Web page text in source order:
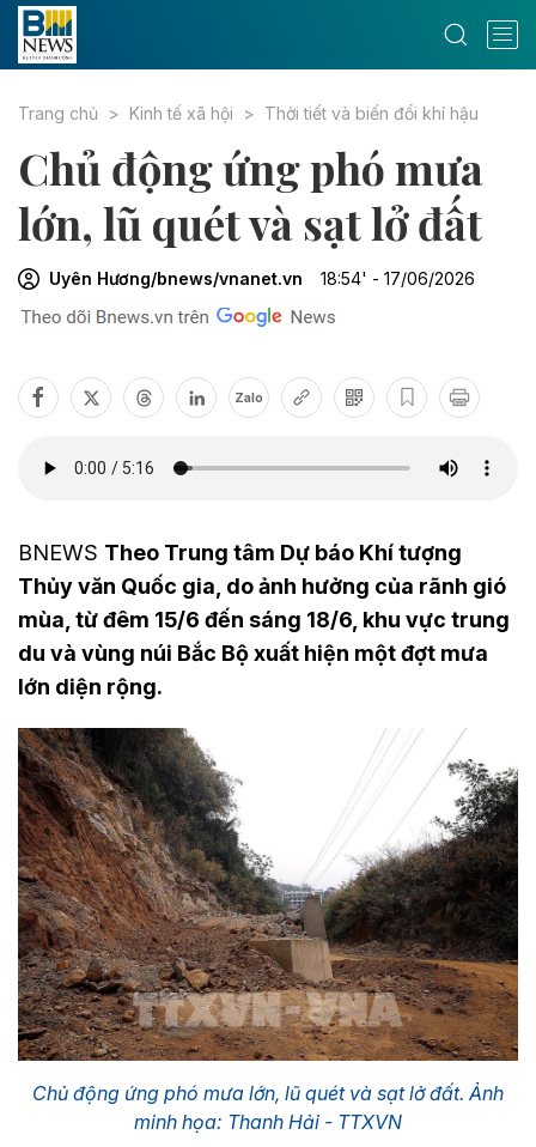
Trang chủ Kinh tế xã hội Thời tiết và biến đổi khí hậu
Chủ động ứng phó mưa
lớn, lũ quét và sạt lở đất
Uyên Hương/bnews/vnanet.vn 18:54' - 17/06/2026
Zalo
BNEWS Theo Trung tâm Dự báo Khí tượng
Thủy văn Quốc gia, do ảnh hưởng của rãnh gió
mùa, từ đêm 15/6 đến sáng 18/6, khu vực trung
du và vùng núi Bắc Bộ xuất hiện một đợt mưa
lớn diện rộng.
Chủ động ứng phó mưa lớn, lũ quét và sạt lở đất. Ảnh
minh họa: Thanh Hải - TTXVN